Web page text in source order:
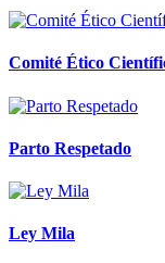
Comité Ético
Parto Respetado
Ley Mila